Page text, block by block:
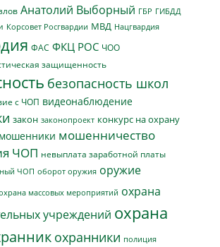
Анатолий Выборный ГБР ГИБДД
Корсовет Росгвардии МВД Нацгвардия
ФАС ФКЦ РОС ЧОО
защищенность
безопасность школ
с ЧОП видеонаблюдение
закон законопроект конкурс на охрану
мошенники мошенничество
ЧОП невыплата заработной платы
ЧОП оборот оружия оружие
массовых мероприятий охрана
учреждений охрана
охранники полиция